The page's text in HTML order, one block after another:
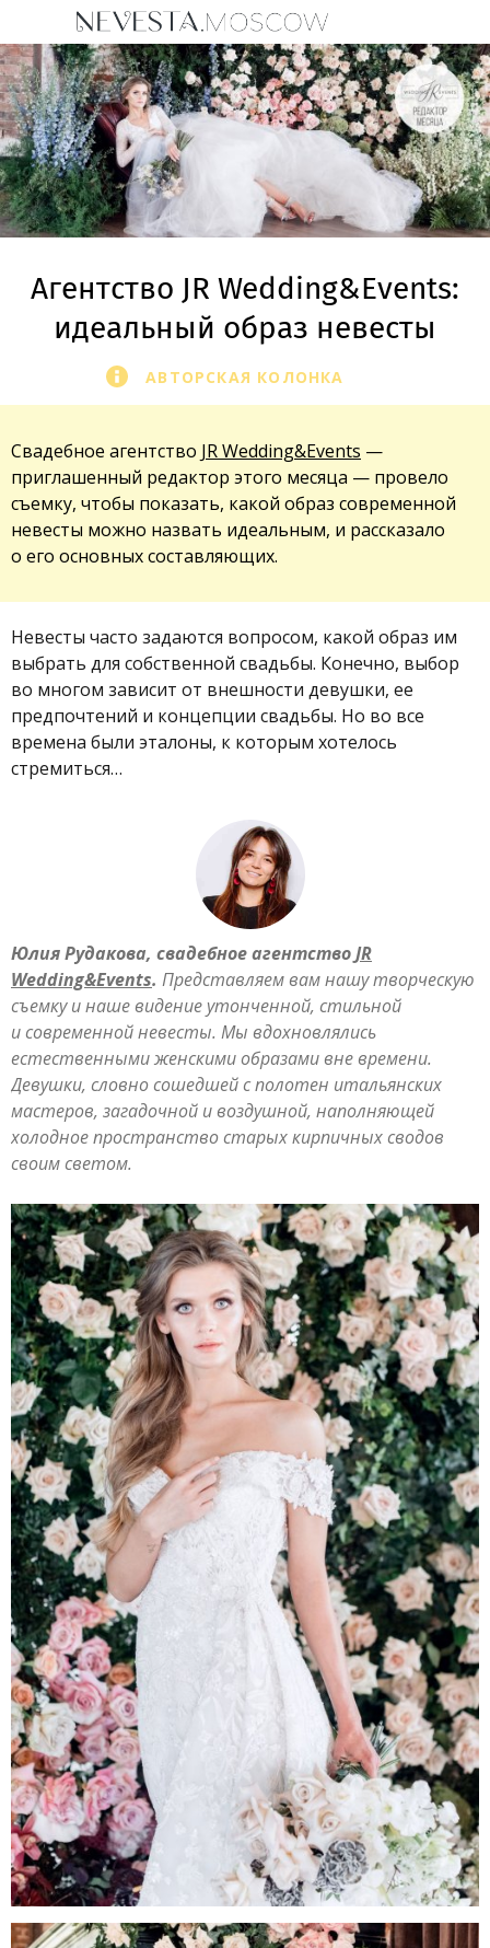
Агентство JR Wedding&Events:
идеальный образ невесты
АВТОРСКАЯ КОЛОНКА
Свадебное агентство JR Wedding&Events —
приглашенный редактор этого месяца — провело
съемку, чтобы показать, какой образ современной
невесты можно назвать идеальным, и рассказало
о его основных составляющих.
Невесты часто задаются вопросом, какой образ им
выбрать для собственной свадьбы. Конечно, выбор
во многом зависит от внешности девушки, ее
предпочтений и концепции свадьбы. Но во все
времена были эталоны, к которым хотелось
стремиться…
Юлия Рудакова, свадебное агентствоJR
Wedding&Events. Представляем вам нашу творческую
съемку и наше видение утонченной, стильной
и современной невесты. Мы вдохновлялись
естественными женскими образами вне времени.
Девушки, словно сошедшей с полотен итальянских
мастеров, загадочной и воздушной, наполняющей
холодное пространство старых кирпичных сводов
своим светом.